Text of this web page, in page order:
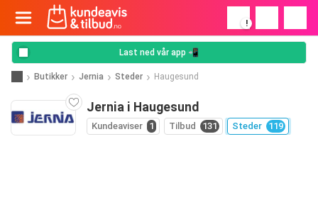
!
Last ned vår app 📲
Butikker Jernia Steder Haugesund
Jernia i Haugesund
Kundeaviser 1 Tilbud 131 Steder 119